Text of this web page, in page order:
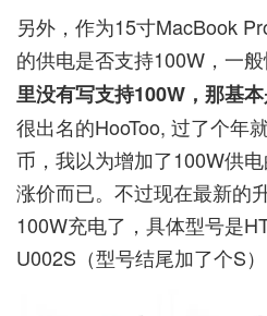
另外，作为15寸MacBook
的供电是否支持100W，一般
里没有写支持100W，那基本
很出名的HooToo, 过了个年
币，我以为增加了100W供
涨价而已。不过现在最新的
100W充电了，具体型号是
U002S（型号结尾加了个S）